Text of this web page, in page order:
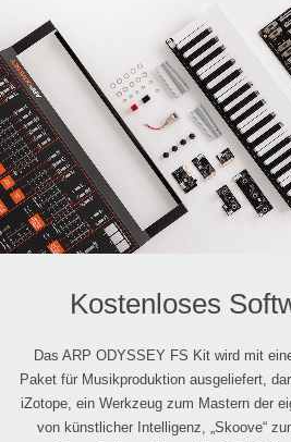
Kostenloses
Das ARP ODYSSEY FS Kit wird mit
Paket für Musikproduktion ausgeliefert,
iZotope, ein Werkzeug zum Mastern der
von künstlicher Intelligenz, „Skoove“